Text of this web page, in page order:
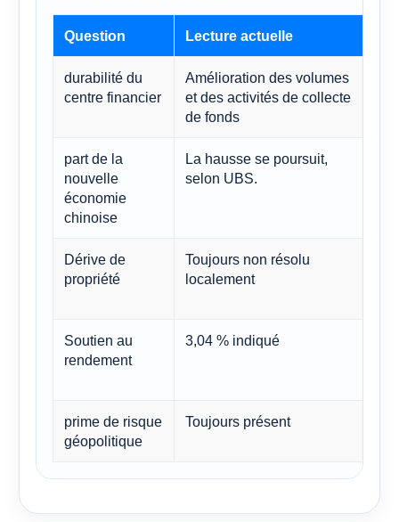
Question Lecture actuelle
durabilité du
centre financier
Amélioration des volumes
et des activités de collecte
de fonds
part de la
nouvelle
économie
chinoise
La hausse se poursuit,
selon UBS.
Dérive de
propriété
Toujours non résolu
localement
Soutien au
rendement
3,04 % indiqué
prime de risque
géopolitique
Toujours présent